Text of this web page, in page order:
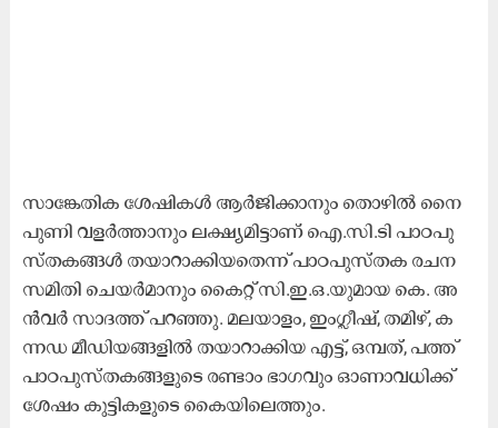
സാ​ങ്കേ​തി​ക ശേ​ഷി​ക​ള്‍ ആ​ര്‍ജി​ക്കാ​നും തൊ​ഴി​ല്‍ നൈ​
പു​ണി വ​ള​ര്‍ത്താ​നും ല​ക്ഷ്യ​മി​ട്ടാ​ണ്‌ ഐ.​സി.​ടി പാ​ഠ​പു​
സ്ത​ക​ങ്ങ​ള്‍ ത​യാ​റാ​ക്കി​യ​തെ​ന്ന് പാ​ഠ​പു​സ്ത​ക ര​ച​ന
സ​മി​തി ചെ​യ​ര്‍മാ​നും കൈ​റ്റ് സി.​ഇ.​ഒ.​യു​മാ​യ കെ. ​അ​
ന്‍വ​ര്‍ സാ​ദ​ത്ത് പ​റ​ഞ്ഞു. മ​ല​യാ​ളം, ഇം​ഗ്ലീ​ഷ്, ത​മി​ഴ്, ക​
ന്ന​ഡ മീ​ഡി​യ​ങ്ങ​ളി​ല്‍ ത​യാ​റാ​ക്കി​യ എ​ട്ട്, ഒ​മ്പ​ത്, പ​ത്ത്
പാ​ഠ​പു​സ്ത​ക​ങ്ങ​ളു​ടെ ര​ണ്ടാം ഭാ​ഗ​വും ഓ​ണാ​വ​ധി​ക്ക്
ശേ​ഷം കു​ട്ടി​ക​ളു​ടെ കൈ​യി​ലെ​ത്തും.